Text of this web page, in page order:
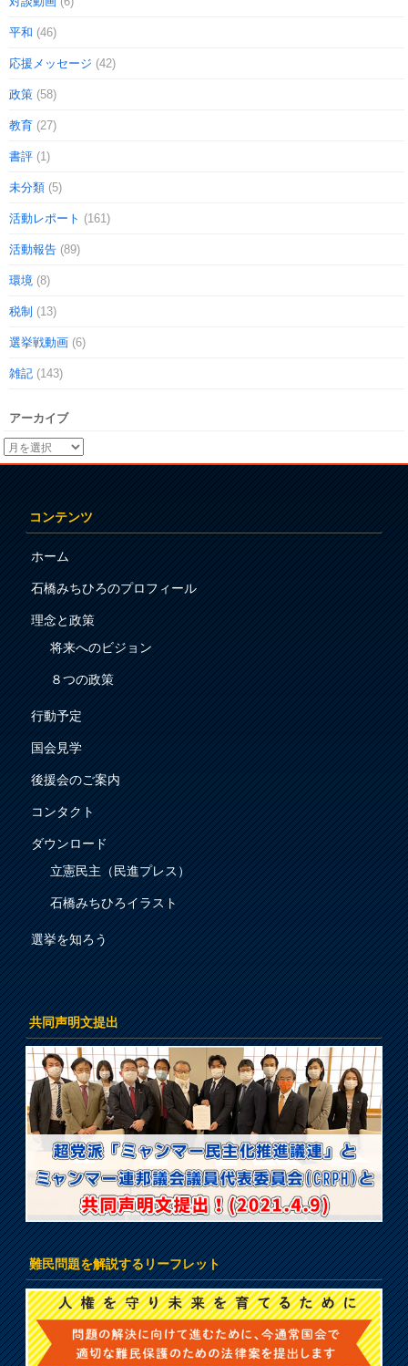
平和 (46)
応援メッセージ (42)
政策 (58)
教育 (27)
書評 (1)
未分類 (5)
活動レポート (161)
活動報告 (89)
環境 (8)
税制 (13)
選挙戦動画 (6)
雑記 (143)
アーカイブ
コンテンツ
ホーム
石橋みちひろのプロフィール
理念と政策
将来へのビジョン
８つの政策
行動予定
国会見学
後援会のご案内
コンタクト
ダウンロード
立憲民主（民進プレス）
石橋みちひろイラスト
選挙を知ろう
共同声明文提出
難民問題を解説するリーフレット